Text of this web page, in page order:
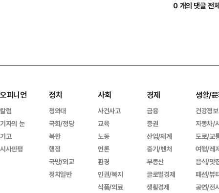
0 개의 댓글 전
오피니언
칼럼
기자의 눈
기고
시사만평
정치
청와대
국회/정당
북한
행정
국방/외교
정치일반
사회
사건사고
교육
노동
언론
환경
인권/복지
식품/의료
경제
금융
증권
산업/재계
중기/벤처
부동산
글로벌경제
생활경제
생활/
건강정보
자동차/
도로/교
여행/레
음식/맛
패션/뷰
공연/전